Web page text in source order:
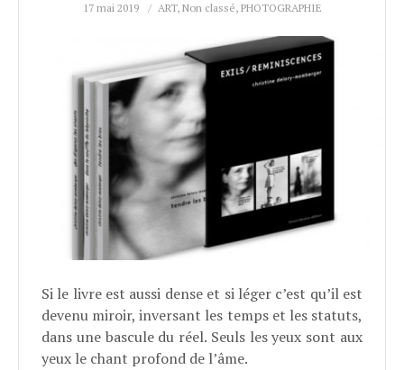
17 mai 2019 ART, Non classé, PHOTOGRAPHIE
Si le livre est aussi dense et si léger c’est qu’il est
devenu miroir, inversant les temps et les statuts,
dans une bascule du réel. Seuls les yeux sont aux
yeux le chant profond de l’âme.